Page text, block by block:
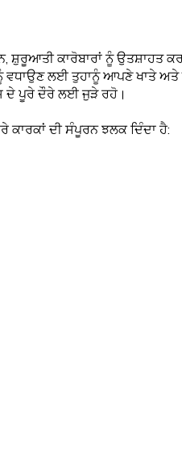
ਕਾਰੋਬਾਰਾਂ ਨੂੰ ਉਤਸ਼ਾਹਤ
ਵਧਾਉਣ ਲਈ ਤੁਹਾਨੂੰ ਆਪਣੇ ਖਾਤੇ
ਦੇ ਪੂਰੇ ਦੌਰੇ ਲਈ ਜੁੜੇ ਰਹੋ।
ਕਾਰਕਾਂ ਦੀ ਸੰਪੂਰਨ ਝਲਕ ਦਿੰਦਾ ਹੈ: